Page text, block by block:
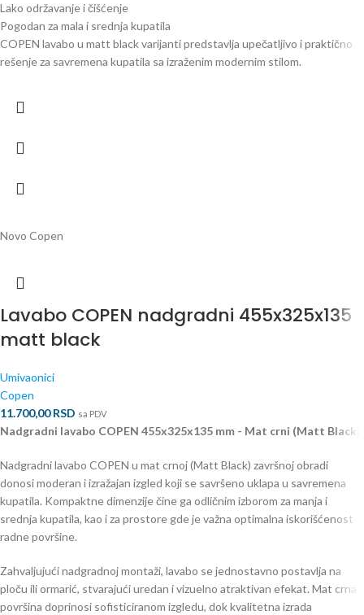
Lako održavanje i čišćenje
Pogodan za mala i srednja kupatila
COPEN lavabo u matt black varijanti predstavlja upečatljivo i praktično
rešenje za savremena kupatila sa izraženim modernim stilom.
Novo Copen
Lavabo COPEN nadgradni 455x325x135
matt black
Umivaonici
Copen
11.700,00RSD sa PDV
Nadgradni lavabo COPEN 455x325x135 mm - Mat crni (Matt Black)
Nadgradni lavabo COPEN u mat crnoj (Matt Black) završnoj obradi
donosi moderan i izražajan izgled koji se savršeno uklapa u savremena
kupatila. Kompaktne dimenzije čine ga odličnim izborom za manja i
srednja kupatila, kao i za prostore gde je važna optimalna iskorišćenost
radne površine.
Zahvaljujući nadgradnoj montaži, lavabo se jednostavno postavlja na
ploču ili ormarić, stvarajući uredan i vizuelno atraktivan efekat. Mat crna
površina doprinosi sofisticiranom izgledu, dok kvalitetna izrada